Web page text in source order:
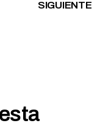
SIGUIENTE